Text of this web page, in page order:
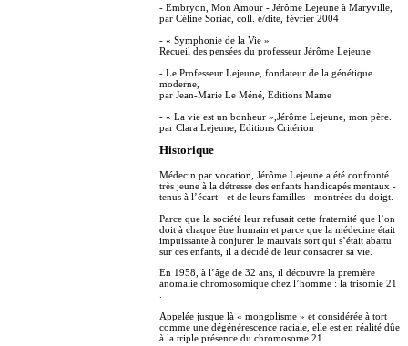
- Embryon, Mon Amour - Jérôme Lejeune à Maryville,
par Céline Soriac, coll. e/dite, février 2004
- « Symphonie de la Vie »
Recueil des pensées du professeur Jérôme Lejeune
- Le Professeur Lejeune, fondateur de la génétique
moderne,
par Jean-Marie Le Méné, Editions Mame
- « La vie est un bonheur »,Jérôme Lejeune, mon père.
par Clara Lejeune, Editions Critérion
Historique
Médecin par vocation, Jérôme Lejeune a été confronté
très jeune à la détresse des enfants handicapés mentaux -
tenus à l’écart - et de leurs familles - montrées du doigt.
Parce que la société leur refusait cette fraternité que l’on
doit à chaque être humain et parce que la médecine était
impuissante à conjurer le mauvais sort qui s’était abattu
sur ces enfants, il a décidé de leur consacrer sa vie.
En 1958, à l’âge de 32 ans, il découvre la première
anomalie chromosomique chez l’homme : la trisomie 21
Appelée jusque là « mongolisme » et considérée à tort
comme une dégénérescence raciale, elle est en réalité dûe
à la triple présence du chromosome 21.